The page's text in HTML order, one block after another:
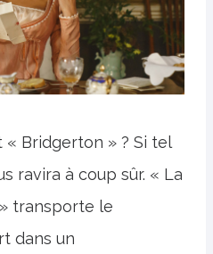
Bridgerton » ? Si tel
ravira à coup sûr. « La
transporte le
dans un